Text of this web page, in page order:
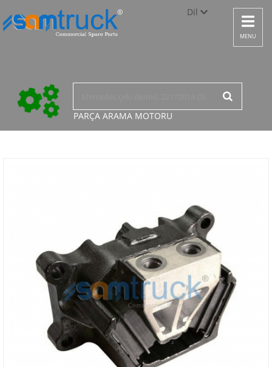
Dil
Türkçe
English
Toggle
MENU
PARÇA ARAMA MOTORU